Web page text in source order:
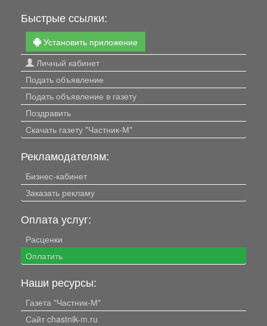
Быстрые ссылки:
Установить приложение
Личный кабинет
Подать объявление
Подать объявление в газету
Поздравить
Скачать газету "Частник-М"
Рекламодателям:
Бизнес-кабинет
Заказать рекламу
Оплата услуг:
Расценки
Оплатить
Наши ресурсы:
Газета "Частник-М"
Сайт chastnik-m.ru